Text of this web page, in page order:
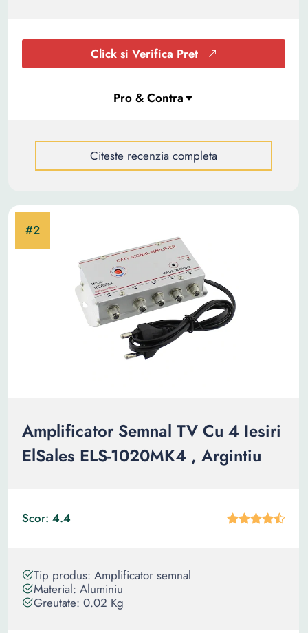
Click si Verifica Pret
Citeste recenzia completa
Amplificator Semnal TV Cu 4 Iesiri
ElSales ELS-1020MK4 , Argintiu
Scor: 4.4
Tip produs: Amplificator semnal
Material: Aluminiu
Greutate: 0.02 Kg